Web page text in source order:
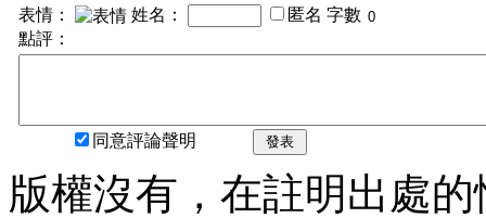
表情： 姓名： 匿名 字數
點評：
同意評論聲明 發表
版權沒有，在註明出處